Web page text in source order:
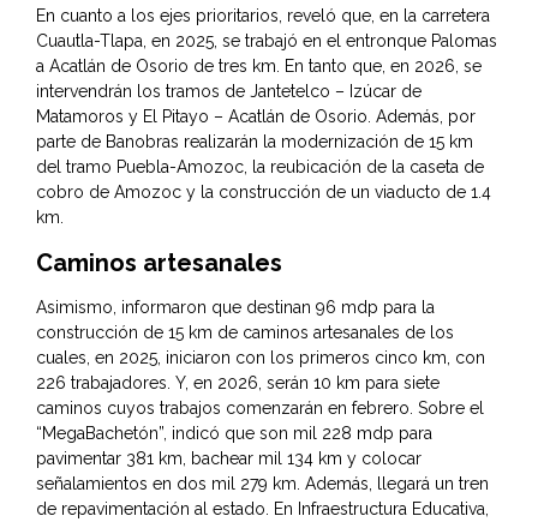
En cuanto a los ejes prioritarios, reveló que, en la carretera
Cuautla-Tlapa, en 2025, se trabajó en el entronque Palomas
a Acatlán de Osorio de tres km. En tanto que, en 2026, se
intervendrán los tramos de Jantetelco – Izúcar de
Matamoros y El Pitayo – Acatlán de Osorio. Además, por
parte de Banobras realizarán la modernización de 15 km
del tramo Puebla-Amozoc, la reubicación de la caseta de
cobro de Amozoc y la construcción de un viaducto de 1.4
km.
Caminos artesanales
Asimismo, informaron que destinan 96 mdp para la
construcción de 15 km de caminos artesanales de los
cuales, en 2025, iniciaron con los primeros cinco km, con
226 trabajadores. Y, en 2026, serán 10 km para siete
caminos cuyos trabajos comenzarán en febrero. Sobre el
“MegaBachetón”, indicó que son mil 228 mdp para
pavimentar 381 km, bachear mil 134 km y colocar
señalamientos en dos mil 279 km. Además, llegará un tren
de repavimentación al estado. En Infraestructura Educativa,